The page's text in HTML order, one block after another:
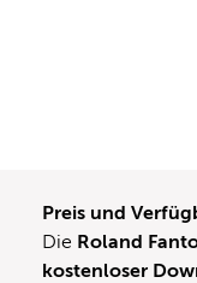
Preis und
Die Roland
kostenloser